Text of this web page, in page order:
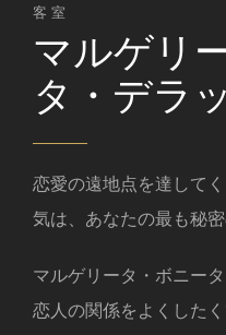
客室
マルゲリ
タ・デラ
恋愛の遠地点を達して
気は、あなたの最も秘
マルゲリータ・ボニー
恋人の関係をよくした